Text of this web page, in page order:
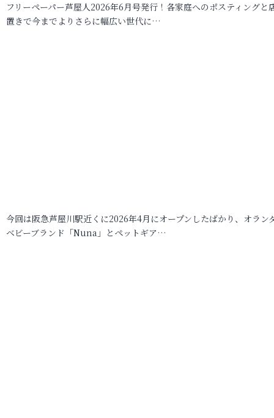
フリーペーパー芦屋人2026年6月号発行！各家庭へのポスティングと
置きで今までよりさらに幅広い世代に…
今回は阪急芦屋川駅近くに2026年4月にオープンしたばかり、オラン
ベビーブランド「Nuna」とペットギア…